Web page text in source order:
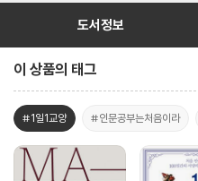
도서정보
이 상품의 태그
#1일1교양 #인문공부는처음이라